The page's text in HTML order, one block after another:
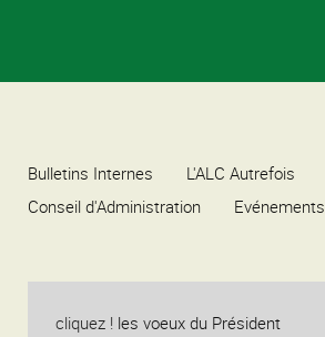
Bulletins Internes L'ALC Autrefois
Conseil d'Administration
Evénements
cliquez ! les voeux du Président